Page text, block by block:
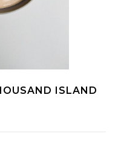
ISLAND